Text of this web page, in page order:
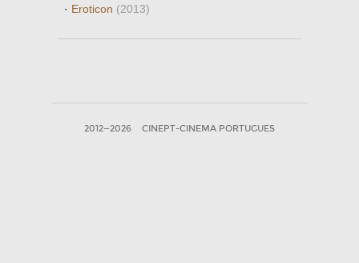
· Eroticon (2013)
2012—2026 CINEPT-CINEMA PORTUGUES